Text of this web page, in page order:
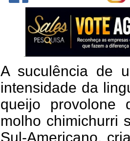
A suculência de
intensidade da
queijo provolone
molho chimichurri
Sul-Americano,